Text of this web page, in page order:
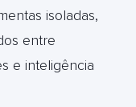
isoladas,
entre
e inteligência